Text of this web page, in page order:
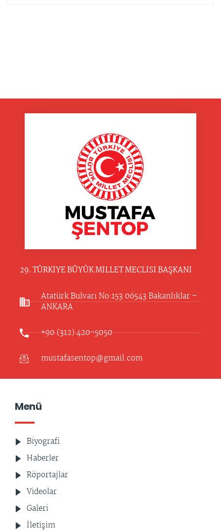
29. TÜRKİYE BÜYÜK MİLLET MECLİSİ BAŞKANI
Atatürk Bulvarı No:153 06543 Bakanlıklar –
ANKARA​
+90 (312) 420-5050
mustafasentop@gmail.com
Menü
Biyografi
Haberler
Röportajlar
Videolar
Galeri
İletişim